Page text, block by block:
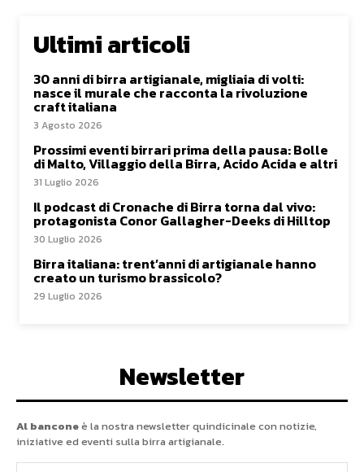
Ultimi articoli
30 anni di birra artigianale, migliaia di volti:
nasce il murale che racconta la rivoluzione
craft italiana
3 Agosto 2026
Prossimi eventi birrari prima della pausa: Bolle
di Malto, Villaggio della Birra, Acido Acida e altri
31 Luglio 2026
Il podcast di Cronache di Birra torna dal vivo:
protagonista Conor Gallagher-Deeks di Hilltop
30 Luglio 2026
Birra italiana: trent’anni di artigianale hanno
creato un turismo brassicolo?
29 Luglio 2026
Newsletter
Al banconeè la nostra newsletter quindicinale con notizie,
iniziative ed eventi sulla birra artigianale.